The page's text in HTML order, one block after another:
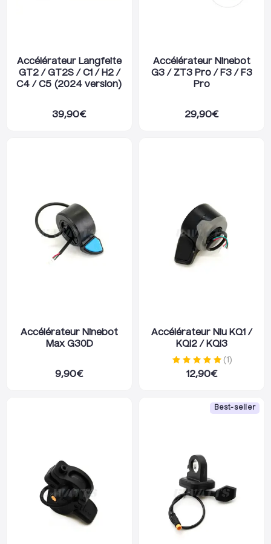
Accélérateur Langfeite
GT2 / GT2S / C1 / H2 /
C4 / C5 (2024 version)
39,90€
Accélérateur Ninebot
G3 / ZT3 Pro / F3 / F3
Pro
29,90€
Accélérateur Ninebot
Max G30D
9,90€
Accélérateur Niu KQ1 /
KQI2 / KQI3
(1)
12,90€
Best-seller